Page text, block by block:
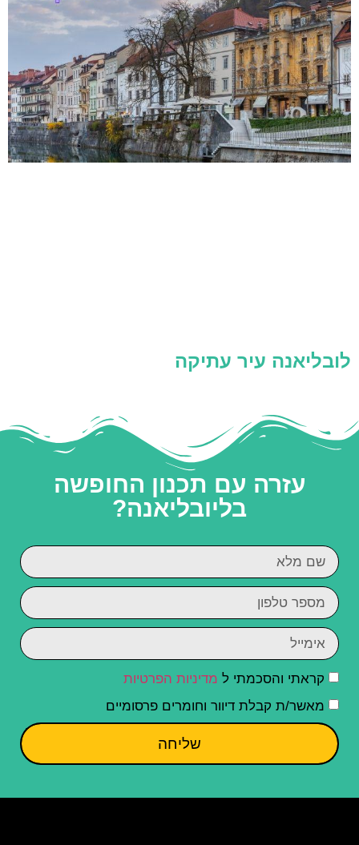
לובליאנה עיר עתיקה
עזרה עם תכנון החופשה
בליובליאנה?
קראתי והסכמתי ל מדיניות הפרטיות
מאשר/ת קבלת דיוור וחומרים פרסומיים
שליחה